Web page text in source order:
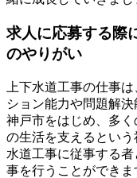
求人に応募する際
のやりがい
上下水道工事の仕事
ション能力や問題解決
神戸市をはじめ、多
の生活を支えるという
水道工事に従事する
事を行うことができま